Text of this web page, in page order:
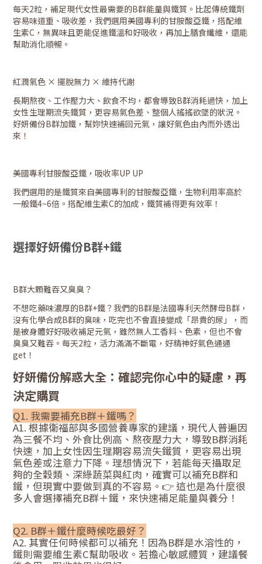
每天2粒，補足現代女性最需要的B群能量與鐵質。比起傳統鐵劑
容易味道重、吸收差，我們選用美國專利的甘胺酸亞鐵，搭配維
生素C，無異味且更能促進鐵溫和好吸收，再加上膳食纖維，還能
幫助消化順暢。
紅潤氣色 × 擺脫無力 × 維持代謝
長期熬夜、工作壓力大、飲食不均，都會導致B群消耗過快，加上
女性生理期流失鐵質，更容易氣色差、整個人搖搖欲墜的狀況。
好妍備份B群加鐵，幫妳快速補回元氣，讓好氣色由內而外透出
來！
美國專利甘胺酸亞鐵，吸收率UP UP
我們選用的是鐵質來自美國專利的甘胺酸亞鐵，生物利用率高於
一般鐵4~6倍。搭配維生素C的加成，鐵質補得更有效率！
選擇好妍備份B群+鐵
B群大顆難吞又臭臭？
不想吃藥味濃厚的B群+鐵？我們的B群是法國專利天然酵母B群，
沒有化學合成B群的臭味，吃完也不會直接變成「昂貴的尿」，而
是被身體好好吸收補足元氣，雖然無人工香料、色素，但也不會
臭臭又難吞。每天2粒，活力滿滿不斷電，好精神好氣色通通
get！
好妍備份解惑大全：確認完你心中的疑慮，再
決定購買
Q1. 我需要補充B群＋鐵嗎？
A1. 根據衛福部與多國營養專家的建議，現代人普遍因
為三餐不均、外食比例高、熬夜壓力大，導致B群消耗
快速，加上女性因生理期容易流失鐵質，更容易出現
氣色差或注意力下降。理想情況下，若能每天攝取足
夠的全穀類、深綠蔬菜與紅肉，確實可以補充B群和
鐵，但現實中要做到真的不容易。👉 這也是為什麼很
多人會選擇補充B群＋鐵，來快速補足能量與養分！
Q2. B群＋鐵什麼時候吃最好？
A2. 其實任何時候都可以補充！因為B群是水溶性的，
鐵則需要維生素C幫助吸收。若擔心敏感體質，建議餐